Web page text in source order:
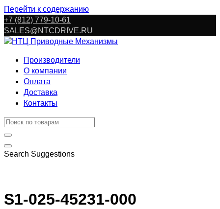
Перейти к содержанию
+7 (812) 779-10-61
SALES@NTCDRIVE.RU
Производители
О компании
Оплата
Доставка
Контакты
Search Suggestions
S1-025-45231-000